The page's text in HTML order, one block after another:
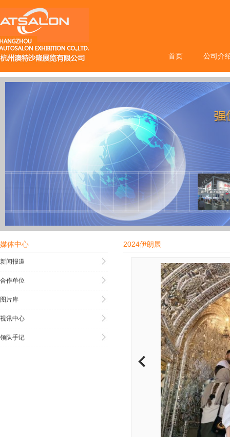
首页 公司介
1
媒体中心
新闻报道
合作单位
图片库
视讯中心
领队手记
2024伊朗展